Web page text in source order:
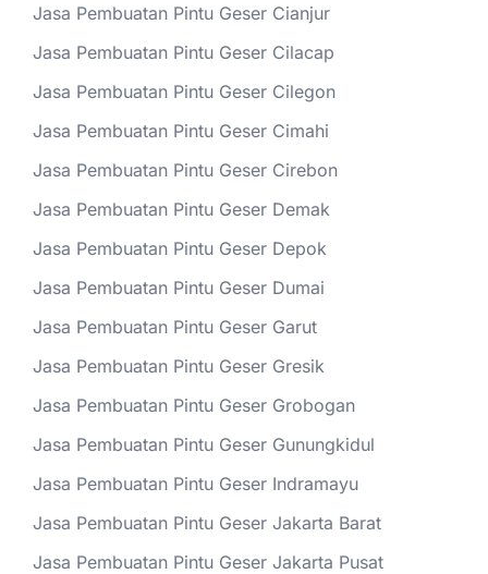
Jasa Pembuatan Pintu Geser Cianjur
Jasa Pembuatan Pintu Geser Cilacap
Jasa Pembuatan Pintu Geser Cilegon
Jasa Pembuatan Pintu Geser Cimahi
Jasa Pembuatan Pintu Geser Cirebon
Jasa Pembuatan Pintu Geser Demak
Jasa Pembuatan Pintu Geser Depok
Jasa Pembuatan Pintu Geser Dumai
Jasa Pembuatan Pintu Geser Garut
Jasa Pembuatan Pintu Geser Gresik
Jasa Pembuatan Pintu Geser Grobogan
Jasa Pembuatan Pintu Geser Gunungkidul
Jasa Pembuatan Pintu Geser Indramayu
Jasa Pembuatan Pintu Geser Jakarta Barat
Jasa Pembuatan Pintu Geser Jakarta Pusat